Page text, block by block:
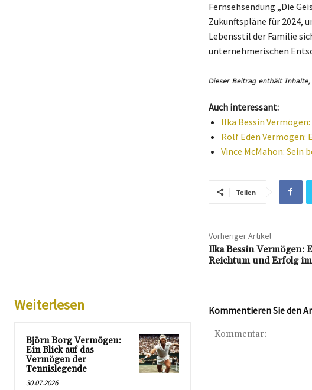
Fernsehsendung „Die
Zukunftspläne für 2024,
Lebensstil der Familie
unternehmerischen
Auch interessant:
Ilka Bessin
Rolf Eden Vermögen:
Vince McMahon: Sein
Teilen
Vorheriger Artikel
Ilka Bessin Vermögen:
Reichtum und Erfolg
Weiterlesen
Björn Borg Vermögen:
Ein Blick auf das
Vermögen der
Tennislegende
30.07.2026
Kommentieren Sie den